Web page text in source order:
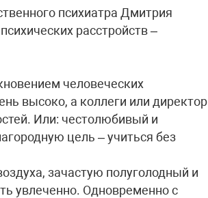
психиатра Дмитрия
расстройств –
человеческих
высоко, а коллеги или директор
Или: честолюбивый и
цель – учиться без
зачастую полуголодный и
увлеченно. Одновременно с